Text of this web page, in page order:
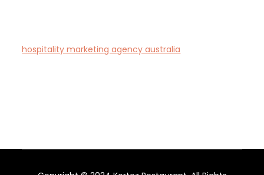
hospitality marketing agency australia